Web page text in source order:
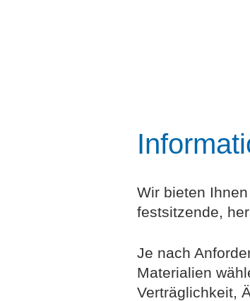
Wir bieten
festsitzende,
Je nach
Materialien
Verträglichkeit,